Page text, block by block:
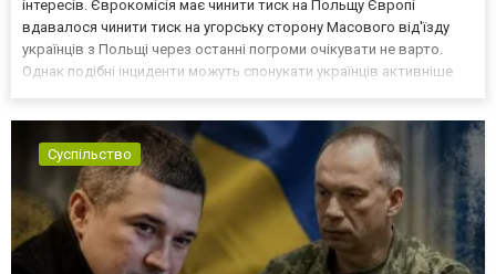
інтересів. Єврокомісія має чинити тиск на Польщу Європі
вдавалося чинити тиск на угорську сторону Масового від'їзду
українців з Польщі через останні погроми очікувати не варто.
Однак подібні інциденти можуть спонукати українців активніше
Суспільство